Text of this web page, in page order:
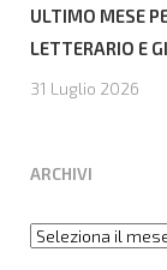
ULTIMO MESE
LETTERARIO E
31 Luglio 2026
ARCHIVI
Archivi